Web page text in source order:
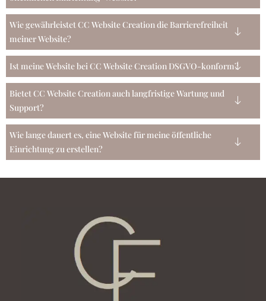
Wie gewährleistet CC Website Creation die Barrierefreiheit
meiner Website?
Ist meine Website bei CC Website Creation DSGVO-konform?
Bietet CC Website Creation auch langfristige Wartung und
Support?
Wie lange dauert es, eine Website für meine öffentliche
Einrichtung zu erstellen?